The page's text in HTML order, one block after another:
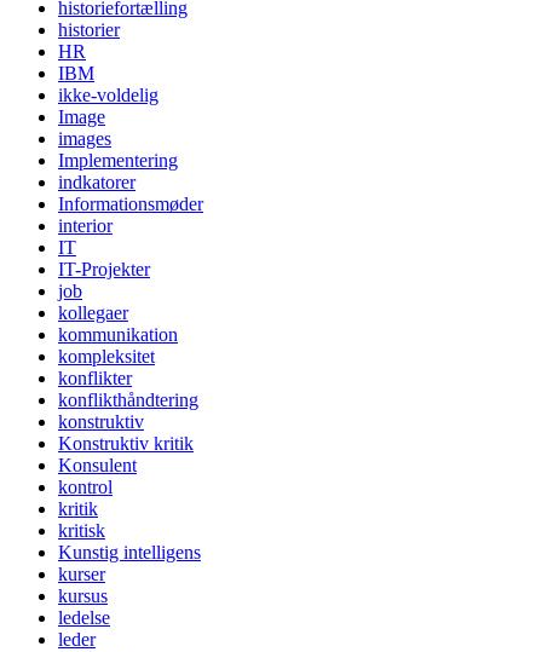
historiefortælling
historier
HR
IBM
ikke-voldelig
Image
images
Implementering
indkatorer
Informationsmøder
interior
IT
IT-Projekter
job
kollegaer
kommunikation
kompleksitet
konflikter
konflikthåndtering
konstruktiv
Konstruktiv kritik
Konsulent
kontrol
kritik
kritisk
Kunstig intelligens
kurser
kursus
ledelse
leder